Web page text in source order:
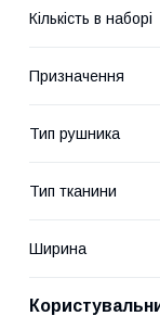
Кількість в наборі
Призначення
Тип рушника
Тип тканини
Ширина